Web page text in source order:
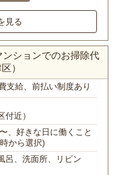
見る
ションでのお掃除代
）
支給、前払い制度あり
付近）
、好きな日に働くこと
から選択)
呂、洗面所、リビン